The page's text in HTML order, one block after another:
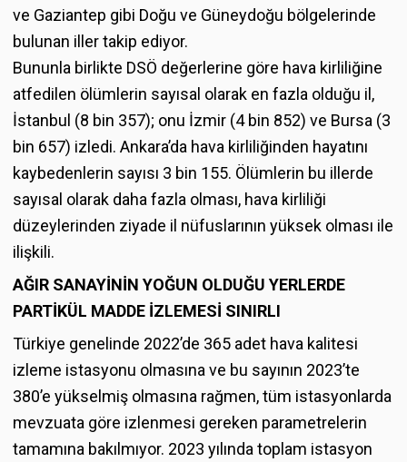
ve Gaziantep gibi Doğu ve Güneydoğu bölgelerinde
bulunan iller takip ediyor.
Bununla birlikte DSÖ değerlerine göre hava kirliliğine
atfedilen ölümlerin sayısal olarak en fazla olduğu il,
İstanbul (8 bin 357); onu İzmir (4 bin 852) ve Bursa (3
bin 657) izledi. Ankara’da hava kirliliğinden hayatını
kaybedenlerin sayısı 3 bin 155. Ölümlerin bu illerde
sayısal olarak daha fazla olması, hava kirliliği
düzeylerinden ziyade il nüfuslarının yüksek olması ile
ilişkili.
AĞIR SANAYİNİN YOĞUN OLDUĞU YERLERDE
PARTİKÜL MADDE İZLEMESİ SINIRLI
Türkiye genelinde 2022’de 365 adet hava kalitesi
izleme istasyonu olmasına ve bu sayının 2023’te
380’e yükselmiş olmasına rağmen, tüm istasyonlarda
mevzuata göre izlenmesi gereken parametrelerin
tamamına bakılmıyor. 2023 yılında toplam istasyon